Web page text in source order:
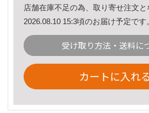
店舗在庫不足の為、取り寄せ注文と
2026.08.10 15:3頃のお届け予定です
受け取り方法・送料に
カートに入れる